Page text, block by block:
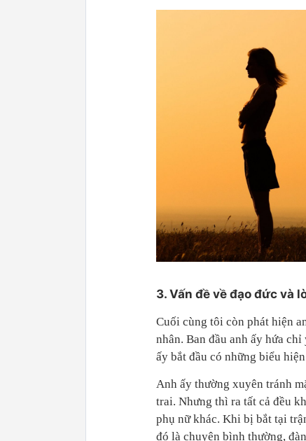
3. Vấn đề về đạo đức và
Cuối cùng tôi còn phát hiện
nhân. Ban đầu anh ấy hứa
ấy bắt đầu có những biểu
Anh ấy thường xuyên tránh
trai. Nhưng thì ra tất cả đều
phụ nữ khác. Khi bị bắt tại
đó là chuyện bình thường,